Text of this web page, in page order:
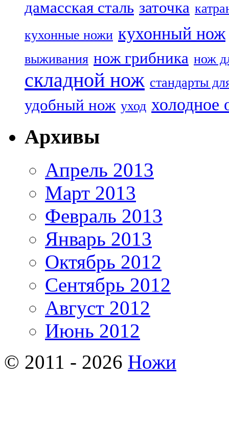
дамасская сталь заточка
кухонные ножи кухонный нож
выживания нож грибника нож
складной нож стандарты
удобный нож уход холодное
Архивы
Апрель 2013
Март 2013
Февраль 2013
Январь 2013
Октябрь 2012
Сентябрь 2012
Август 2012
Июнь 2012
© 2011 - 2026 Ножи